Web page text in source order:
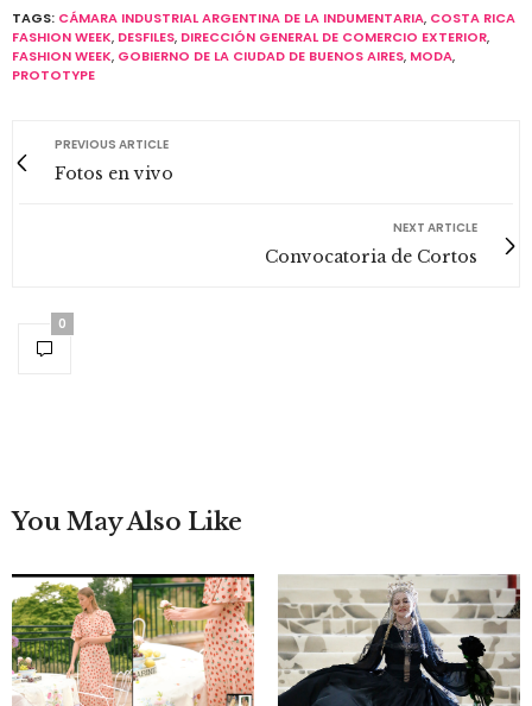
TAGS: CÁMARA INDUSTRIAL ARGENTINA DE LA INDUMENTARIA, COSTA RICA
FASHION WEEK, DESFILES, DIRECCIÓN GENERAL DE COMERCIO EXTERIOR,
FASHION WEEK, GOBIERNO DE LA CIUDAD DE BUENOS AIRES, MODA,
PROTOTYPE
PREVIOUS ARTICLE
Fotos en vivo
NEXT ARTICLE
Convocatoria de Cortos
0
You May Also Like